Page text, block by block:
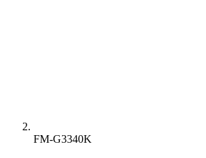
FM-G3340K